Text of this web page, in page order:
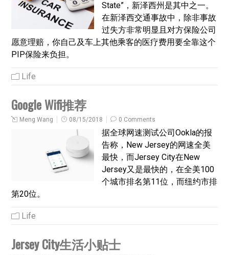
State”，新泽西州是其中之一。
在新泽西交通事故中，除非事故
过失方非常明显且对方保险公司
愿意理赔，你自己及车上其他乘客的医疗费用要全靠这个
PIP保险来负担。
Life
Google Wifi推荐
Meng Wang 08/15/2018 0 Comments
据全球网速测试公司Ookla的报
告称，New Jersey的网速全美
最快，而Jersey City在New
Jersey又是最快的，在全美100
个城市排名第11位，而纽约市排
第20位。
Life
Jersey City生活小贴士